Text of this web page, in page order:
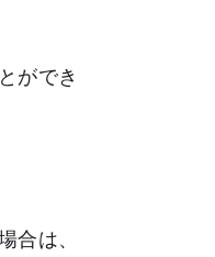
ができ
合は、